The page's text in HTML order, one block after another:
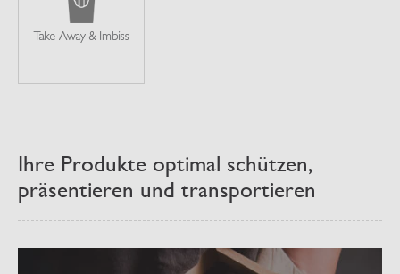
Ihre Produkte optimal schützen,
präsentieren und transportieren